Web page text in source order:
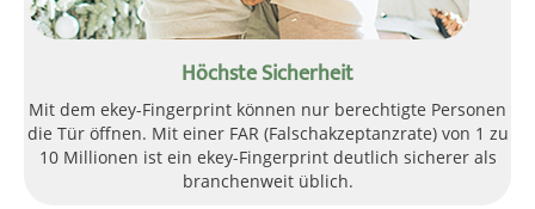
Höchste Sicherheit
Mit dem ekey-Fingerprint können nur berechtigte Personen
die Tür öffnen. Mit einer FAR (Falschakzeptanzrate) von 1 zu
10 Millionen ist ein ekey-Fingerprint deutlich sicherer als
branchenweit üblich.